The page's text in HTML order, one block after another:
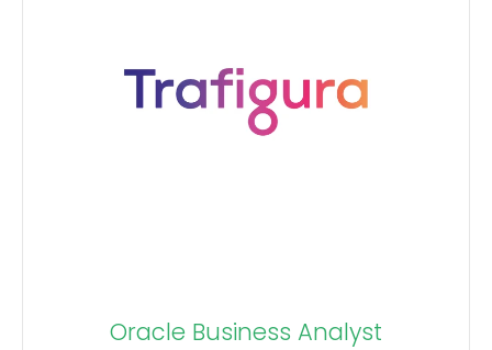
Oracle Business Analyst